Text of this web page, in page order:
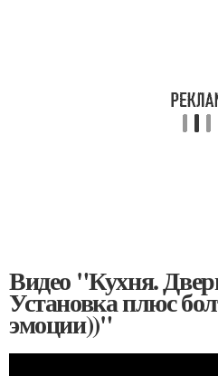
Видео "Кухня.
Установка плюс
эмоции))"